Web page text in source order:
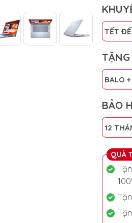
TẾT
TẶNG
BALO
BẢO
12
QUÀ